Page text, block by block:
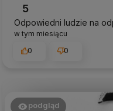
5
Odpowiedni ludzie na
w tym miesiącu
0
0
podgląd